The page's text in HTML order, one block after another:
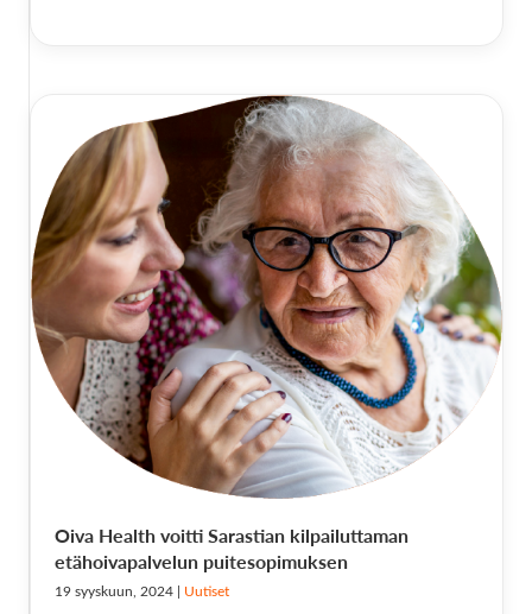
Oiva Health voitti Sarastian kilpailuttaman
etähoivapalvelun puitesopimuksen
19 syyskuun, 2024 | Uutiset